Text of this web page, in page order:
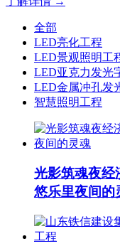
全部
LED亮化工程
LED景观照明工
LED亚克力发光
LED金属冲孔发
智慧照明工程
光影筑魂夜经
悠乐里夜间的